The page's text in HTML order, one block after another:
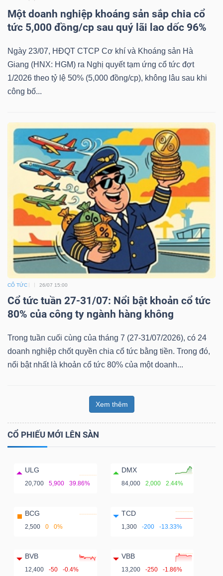
Một doanh nghiệp khoáng sản sắp chia cổ
tức 5,000 đồng/cp sau quý lãi lao dốc 96%
Ngày 23/07, HĐQT CTCP Cơ khí và Khoáng sản Hà
Giang (HNX: HGM) ra Nghị quyết tạm ứng cổ tức đợt
1/2026 theo tỷ lệ 50% (5,000 đồng/cp), không lâu sau khi
công bố...
CỔ TỨC 26/07 15:00
Cổ tức tuần 27-31/07: Nổi bật khoản cổ tức
80% của công ty ngành hàng không
Trong tuần cuối cùng của tháng 7 (27-31/07/2026), có 24
doanh nghiệp chốt quyền chia cổ tức bằng tiền. Trong đó,
nổi bật nhất là khoản cổ tức 80% của một doanh...
Xem thêm
CỔ PHIẾU MỚI LÊN SÀN
ULG
20,700 5,900 39.86%
DMX
84,000 2,000 2.44%
BCG
2,500 0 0%
TCD
1,300 -200 -13.33%
BVB
12,400 -50 -0.4%
VBB
13,200 -250 -1.86%